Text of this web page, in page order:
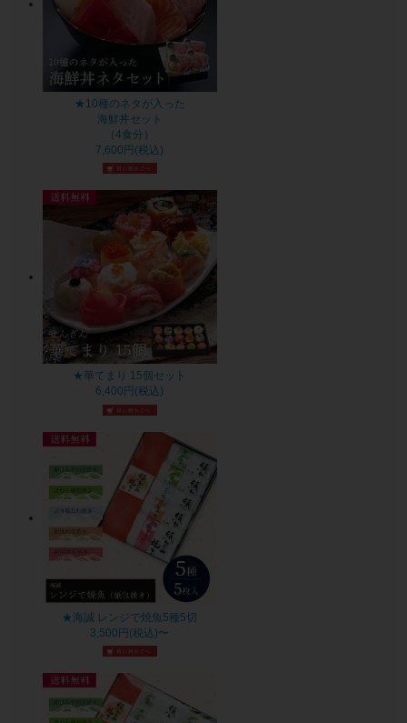
★10種のネタが入った
海鮮丼セット
（4食分）
7,600円(税込)
★華てまり 15個セット
6,400円(税込)
★海誠 レンジで焼魚5種5切
3,500円(税込)〜